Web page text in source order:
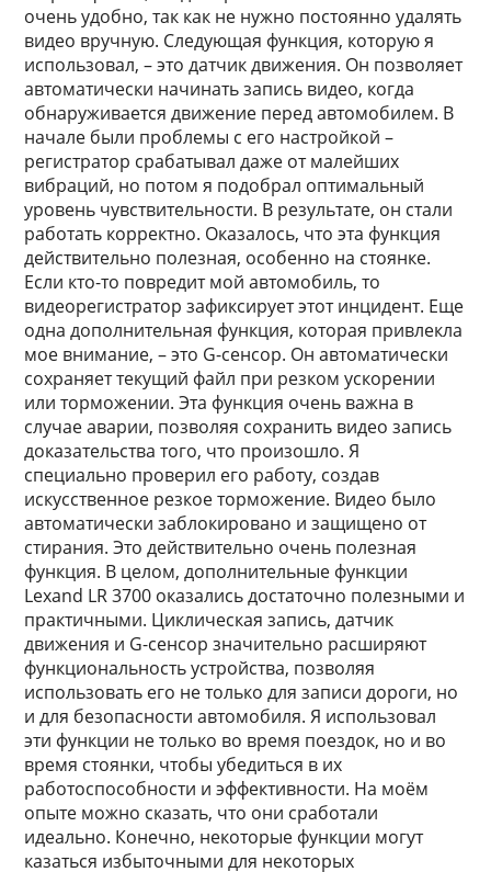
очень удобно, так как не нужно постоянно удалять
видео вручную. Следующая функция, которую я
использовал, – это датчик движения. Он позволяет
автоматически начинать запись видео, когда
обнаруживается движение перед автомобилем. В
начале были проблемы с его настройкой –
регистратор срабатывал даже от малейших
вибраций, но потом я подобрал оптимальный
уровень чувствительности. В результате, он стали
работать корректно. Оказалось, что эта функция
действительно полезная, особенно на стоянке.
Если кто-то повредит мой автомобиль, то
видеорегистратор зафиксирует этот инцидент. Еще
одна дополнительная функция, которая привлекла
мое внимание, – это G-сенсор. Он автоматически
сохраняет текущий файл при резком ускорении
или торможении. Эта функция очень важна в
случае аварии, позволяя сохранить видео запись
доказательства того, что произошло. Я
специально проверил его работу, создав
искусственное резкое торможение. Видео было
автоматически заблокировано и защищено от
стирания. Это действительно очень полезная
функция. В целом, дополнительные функции
Lexand LR 3700 оказались достаточно полезными и
практичными. Циклическая запись, датчик
движения и G-сенсор значительно расширяют
функциональность устройства, позволяя
использовать его не только для записи дороги, но
и для безопасности автомобиля. Я использовал
эти функции не только во время поездок, но и во
время стоянки, чтобы убедиться в их
работоспособности и эффективности. На моём
опыте можно сказать, что они сработали
идеально. Конечно, некоторые функции могут
казаться избыточными для некоторых